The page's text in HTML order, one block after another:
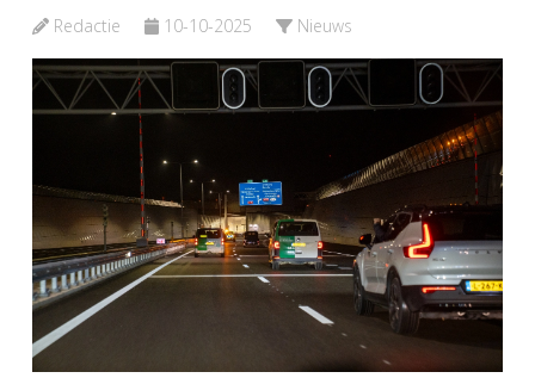
Redactie 10-10-2025 Nieuws